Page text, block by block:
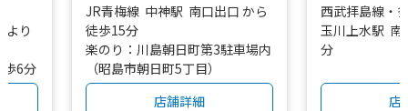
り
6分
歩20
JR青梅線 中神駅 南口出口 から
徒歩15分
楽のり：川島朝日町第3駐車場内
（昭島市朝日町5丁目）
店舗詳細
西武拝島線・
玉川上水駅 南
分
店